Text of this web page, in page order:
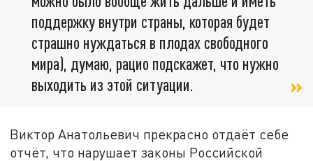
поддержку внутри страны, которая будет
страшно нуждаться в плодах свободного
мира), думаю, рацио подскажет, что нужно
выходить из этой ситуации.
Виктор Анатольевич прекрасно отдаёт себе
отчёт, что нарушает законы Российской